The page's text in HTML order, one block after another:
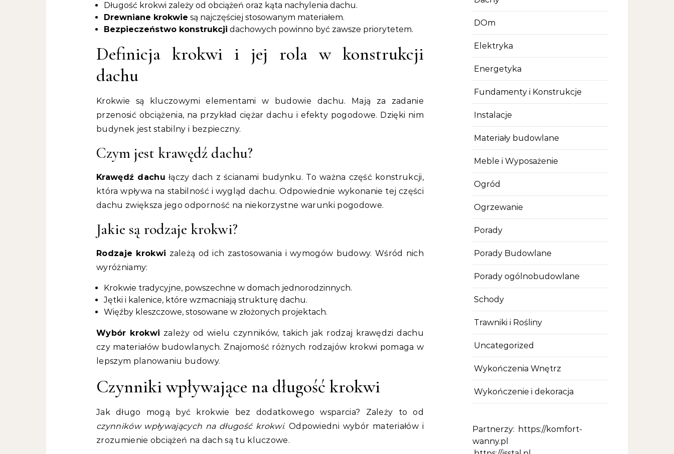
Długość krokwi zależy od obciążeń oraz kąta nachylenia dachu.
Drewniane krokwie są najczęściej stosowanym materiałem.
Bezpieczeństwo konstrukcji dachowych powinno być zawsze priorytetem.
Definicja krokwi i jej rola w konstrukcji
dachu
Krokwie są kluczowymi elementami w budowie dachu. Mają za zadanie
przenosić obciążenia, na przykład ciężar dachu i efekty pogodowe. Dzięki nim
budynek jest stabilny i bezpieczny.
Czym jest krawędź dachu?
Krawędź dachu łączy dach z ścianami budynku. To ważna część konstrukcji,
która wpływa na stabilność i wygląd dachu. Odpowiednie wykonanie tej części
dachu zwiększa jego odporność na niekorzystne warunki pogodowe.
Jakie są rodzaje krokwi?
Rodzaje krokwi zależą od ich zastosowania i wymogów budowy. Wśród nich
wyróżniamy:
Krokwie tradycyjne, powszechne w domach jednorodzinnych.
Jętki i kalenice, które wzmacniają strukturę dachu.
Więźby kleszczowe, stosowane w złożonych projektach.
Wybór krokwi zależy od wielu czynników, takich jak rodzaj krawędzi dachu
czy materiałów budowlanych. Znajomość różnych rodzajów krokwi pomaga w
lepszym planowaniu budowy.
Czynniki wpływające na długość krokwi
Jak długo mogą być krokwie bez dodatkowego wsparcia? Zależy to od
czynników wpływających na długość krokwi. Odpowiedni wybór materiałów i
zrozumienie obciążeń na dach są tu kluczowe.
DOm
Elektryka
Energetyka
Fundamenty i Konstrukcje
Instalacje
Materiały budowlane
Meble i Wyposażenie
Ogród
Ogrzewanie
Porady
Porady Budowlane
Porady ogólnobudowlane
Schody
Trawniki i Rośliny
Uncategorized
Wykończenia Wnętrz
Wykończenie i dekoracja
Partnerzy: https://komfort-
wanny.pl